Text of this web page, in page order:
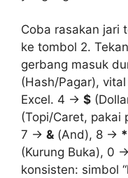
Coba rasakan jari
ke tombol 2.
gerbang masuk
(Hash/Pagar),
Excel. 4 → $
(Topi/Caret, pakai
7 → & (And), 8 → *
(Kurung Buka), 0 →
konsisten: simbol